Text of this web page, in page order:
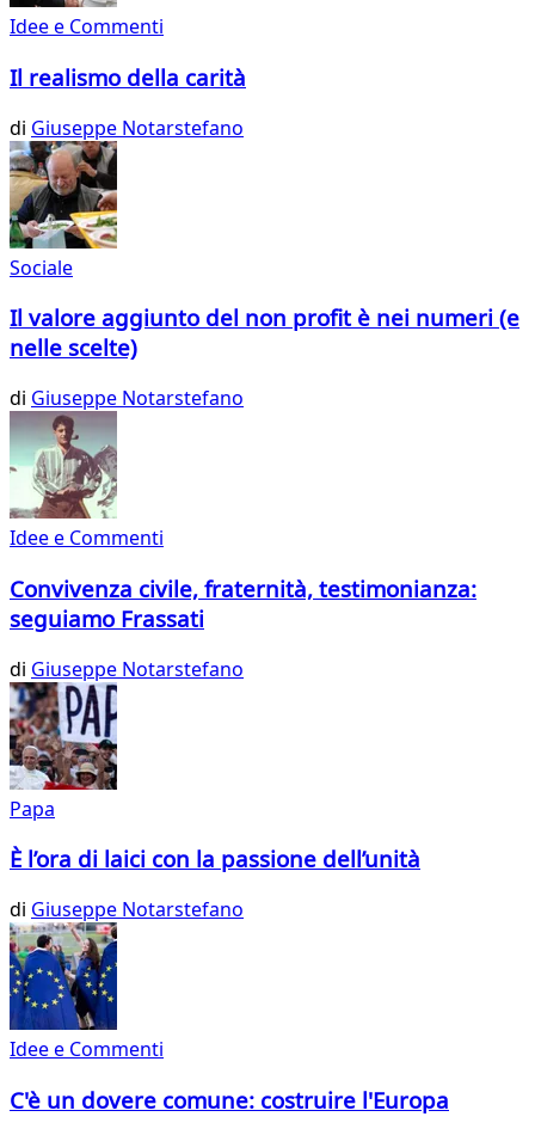
Idee e Commenti
Il realismo della carità
di Giuseppe Notarstefano
Sociale
Il valore aggiunto del non profit è nei numeri (e
nelle scelte)
di Giuseppe Notarstefano
Idee e Commenti
Convivenza civile, fraternità, testimonianza:
seguiamo Frassati
di Giuseppe Notarstefano
Papa
È l’ora di laici con la passione dell’unità
di Giuseppe Notarstefano
Idee e Commenti
C'è un dovere comune: costruire l'Europa